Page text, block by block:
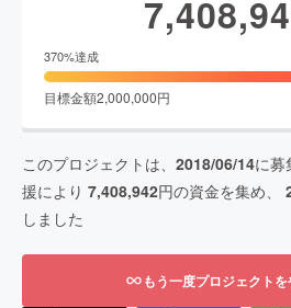
370%達成
目標金額2,000,000円
このプロジェクトは、 2018/06/14に募
援により 7,408,942円の資金を集め、
しました
もう一度プロジェクト